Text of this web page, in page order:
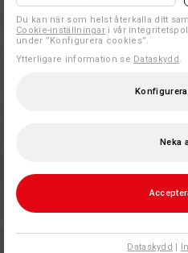
Du kan när som helst återkalla ditt
Cookie-inställningar i vår
under ”Konfigurera cookies”.
Ytterligare information se Dataskydd.
Neka
Dataskydd |